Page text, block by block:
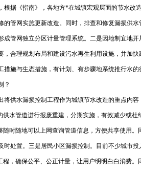
根据《指南》，各地方*在城镇宏观层面的节水
的管网实施更新改造。同时，排查和修复漏损供
成管网独立分区计量管理系统。二是因地制宜地
，合理规划布局和建设污水再生利用设施，并加
措施与生态措施，有计划、有步骤地系统推行水的
？
将供水漏损控制工程作为城镇节水改造的重点内
供水管道进行报废重建，分期实施，有效减少或
随时随地可以上网查询管道信息，方便共享使用
时处置。三是居民小区漏损控制。目前不少城市
程，确保公平、公正计量，让用户明明白白消费